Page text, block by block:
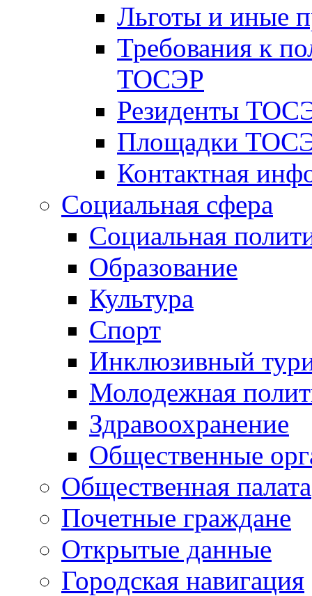
Льготы и иные
Требования к
ТОСЭР
Резиденты
Площадки
Контактная
Социальная сфера
Социальная
Образование
Культура
Спорт
Инклюзивный
Молодежная
Здравоохранение
Общественные
Общественная палата
Почетные граждане
Открытые данные
Городская навигация